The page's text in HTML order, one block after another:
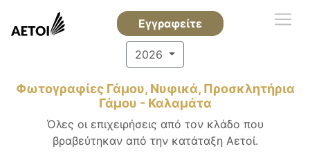
Εγγραφείτε
2026
Φωτογραφίες Γάμου, Νυφικά, Προσκλητήρια
Γάμου - Καλαμάτα
Όλες οι επιχειρήσεις από τον κλάδο που
βραβεύτηκαν από την κατάταξη Αετοί.